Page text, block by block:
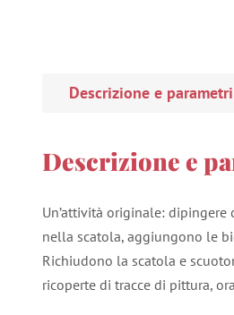
Descrizione e parametri
Descrizione e
Un’attività originale:
nella scatola, aggiungono le
Richiudono la scatola e
ricoperte di tracce di pittura,